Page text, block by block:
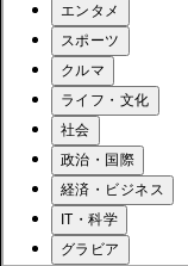
エンタメ
スポーツ
クルマ
ライフ・文化
社会
政治・国際
経済・ビジネス
IT・科学
グラビア